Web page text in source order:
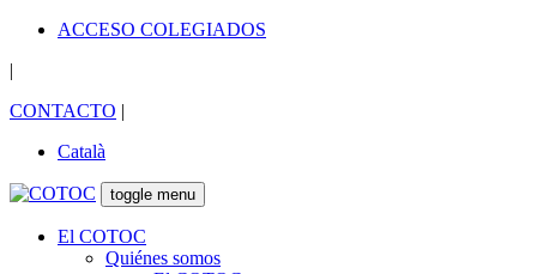
ACCESO COLEGIADOS
|
CONTACTO |
Català
toggle menu
El COTOC
Quiénes somos